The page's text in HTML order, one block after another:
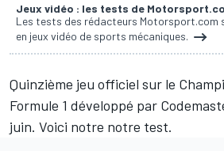
Jeux vidéo : les tests de
Les tests des rédacteurs Motorsport.com
en jeux vidéo de sports mécaniques.
Quinzième jeu officiel sur le
Formule 1 développé par
juin. Voici notre notre test.